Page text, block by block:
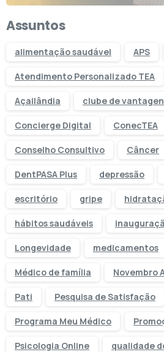
Assuntos
alimentação saudável APS
Atendimento Personalizado TEA
Açailândia clube de
Concierge Digital ConecTEA
Conselho Consultivo Câncer
DentPASA Plus depressão
escritório gripe
hábitos saudáveis
Longevidade medicamentos
Médico de família Novembro
Pati Pesquisa de Satisfação
Programa Meu Médico
Psicologia Online qualidade